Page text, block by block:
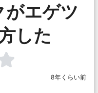
がエゲツ
した
8年くらい前